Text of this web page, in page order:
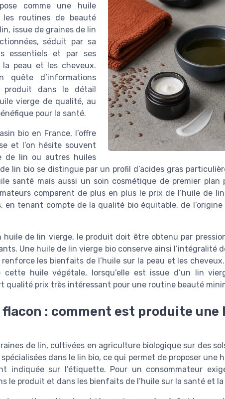
comme une huile
les routines de beauté
issue de graines de lin
séduit par sa
essentiels et par ses
peau et les cheveux.
quête d’informations
produit dans le détail
vierge de qualité, au
pour la santé.
bio en France, l’offre
et l’on hésite souvent
de lin ou autres huiles
lin bio se distingue par un profil d’acides gras
santé mais aussi un soin cosmétique de premier plan
comparent de plus en plus le prix de l’huile de
en tenant compte de la qualité bio équitable, de
huile de lin vierge, le produit doit être obtenu par
Une huile de lin vierge bio conserve ainsi l’intégralité
les bienfaits de l’huile sur la peau et les
huile végétale, lorsqu’elle est issue d’un lin
qualité prix très intéressant pour une routine beauté
flacon : comment est produite une
de lin, cultivées en agriculture biologique sur des
dans le lin bio, ce qui permet de proposer une
indiquée sur l’étiquette. Pour un consommateur
le produit et dans les bienfaits de l’huile sur la santé et